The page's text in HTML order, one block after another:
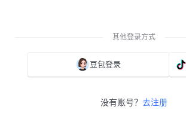
其他登录方式
豆包登录
没有账号？ 去注册